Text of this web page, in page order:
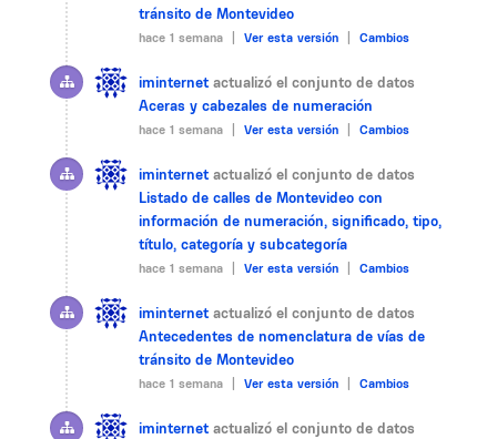
tránsito de Montevideo
hace 1 semana | Ver esta versión Cambios
iminternet actualizó el conjunto de datos
Aceras y cabezales de numeración
hace 1 semana | Ver esta versión Cambios
iminternet actualizó el conjunto de datos
Listado de calles de Montevideo con
información de numeración, significado, tipo,
título, categoría y subcategoría
hace 1 semana | Ver esta versión Cambios
iminternet actualizó el conjunto de datos
Antecedentes de nomenclatura de vías de
tránsito de Montevideo
hace 1 semana | Ver esta versión Cambios
iminternet actualizó el conjunto de datos